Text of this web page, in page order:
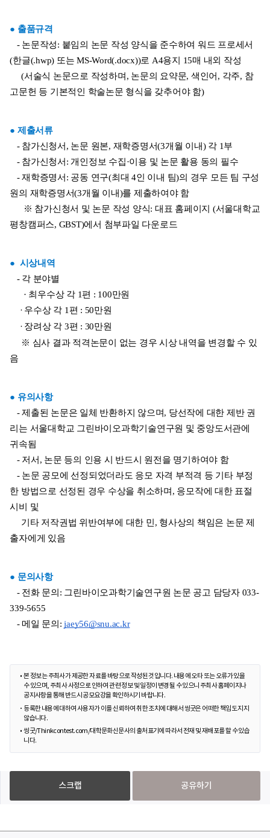
● 출품규격
- 논문작성: 붙임의 논문 작성 양식을 준수하여 워드 프로세서
(한글(.hwp) 또는 MS-Word(.docx))로 A4용지 15매 내외 작성
(서술식 논문으로 작성하며, 논문의 요약문, 색인어, 각주, 참
고문헌 등 기본적인 학술논문 형식을 갖추어야 함)
● 제출서류
- 참가신청서, 논문 원본, 재학증명서(3개월 이내) 각 1부
- 참가신청서: 개인정보 수집·이용 및 논문 활용 동의 필수
- 재학증명서: 공동 연구(최대 4인 이내 팀)의 경우 모든 팀 구성
원의 재학증명서(3개월 이내)를 제출하여야 함
※ 참가신청서 및 논문 작성 양식: 대표 홈페이지 (서울대학교
평창캠퍼스, GBST)에서 첨부파일 다운로드
●  시상내역
- 각 분야별
· 최우수상 각 1편 : 100만원
· 우수상 각 1편 : 50만원
· 장려상 각 3편 : 30만원
※ 심사 결과 적격논문이 없는 경우 시상 내역을 변경할 수 있
음
● 유의사항
- 제출된 논문은 일체 반환하지 않으며, 당선작에 대한 제반 권
리는 서울대학교 그린바이오과학기술연구원 및 중앙도서관에
귀속됨
- 저서, 논문 등의 인용 시 반드시 원전을 명기하여야 함
- 논문 공모에 선정되었더라도 응모 자격 부적격 등 기타 부정
한 방법으로 선정된 경우 수상을 취소하며, 응모작에 대한 표절
시비 및
기타 저작권법 위반여부에 대한 민, 형사상의 책임은 논문 제
출자에게 있음
● 문의사항
- 전화 문의: 그린바이오과학기술연구원 논문 공고 담당자 033-
339-5655
- 메일 문의: jaey56@snu.ac.kr
본 정보는 주최사가 제공한 자료를 바탕으로 작성된 것입니다. 내용에 오타 또는 오류가 있을
수 있으며, 주최사 사정으로 인하여 관련 정보 및 일정이 변경될 수 있으니 주최사 홈페이지나
공지사항을 통해 반드시 공모요강을 확인하시기 바랍니다.
등록한 내용에 대하여 사용자가 이를 신뢰하여 취한 조치에 대해서 씽굿은 어떠한 책임도 지지
않습니다.
씽굿/Thinkcontest.com/대학문화신문사의 출처표기에 따라서 전재 및 재배포를 할 수 있습
니다.
스크랩 공유하기